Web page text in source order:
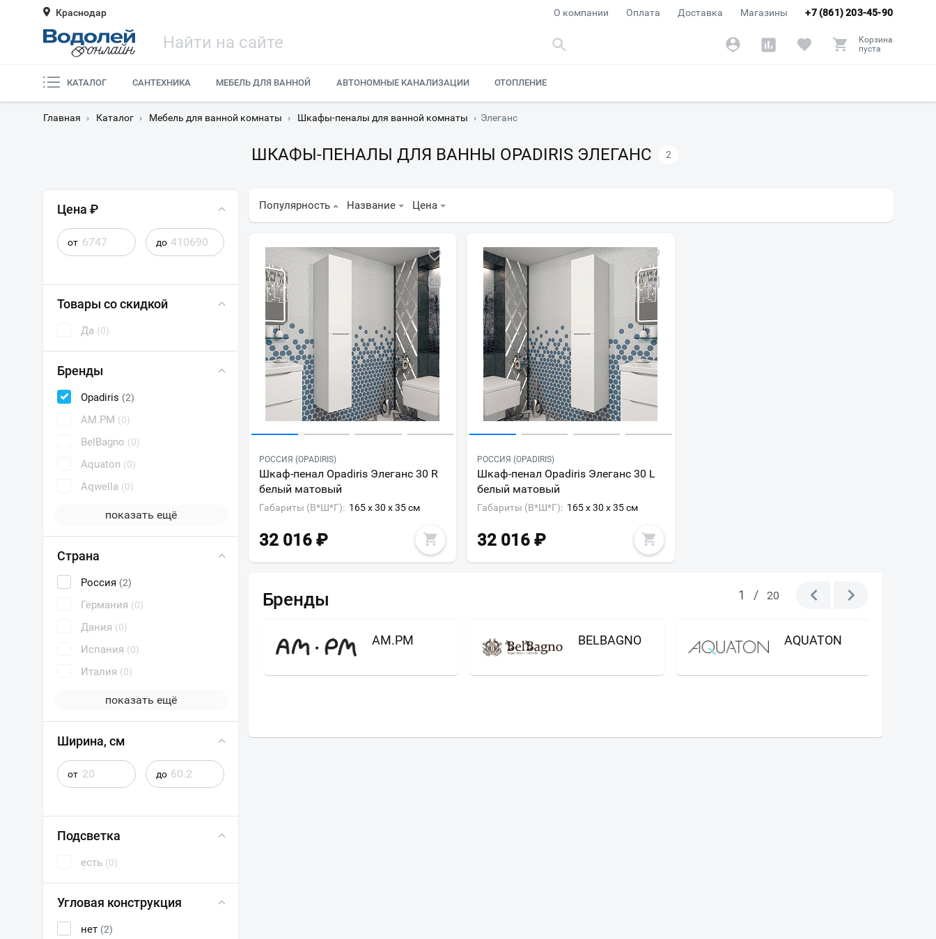
Краснодар +7 (861) 203-45-90
О компании Оплата Доставка Магазины
Корзина
пуста
КАТАЛОГ САНТЕХНИКА МЕБЕЛЬ ДЛЯ ВАННОЙ АВТОНОМНЫЕ КАНАЛИЗАЦИИ ОТОПЛЕНИЕ
Главная › Каталог › Мебель для ванной комнаты › Шкафы-пеналы для ванной комнаты › Элеганс
ШКАФЫ-ПЕНАЛЫ ДЛЯ ВАННЫ OPADIRIS ЭЛЕГАНС 2
Цена ₽
от до
Товары со скидкой
Да (0)
Бренды
Opadiris (2)
AM.PM (0)
BelBagno (0)
Aquaton (0)
Aqwella (0)
показать ещё
Страна
Россия (2)
Германия (0)
Дания (0)
Испания (0)
Италия (0)
показать ещё
Ширина, см
от до
Подсветка
есть (0)
Угловая конструкция
нет (2)
Популярность Название Цена
РОССИЯ (OPADIRIS)
Шкаф-пенал Opadiris Элеганс 30 R
белый матовый
Габариты (В*Ш*Г): 165 x 30 x 35 см
32 016 ₽
РОССИЯ (OPADIRIS)
Шкаф-пенал Opadiris Элеганс 30 L
белый матовый
Габариты (В*Ш*Г): 165 x 30 x 35 см
32 016 ₽
Бренды 1 / 20
AM.PM BELBAGNO AQUATON